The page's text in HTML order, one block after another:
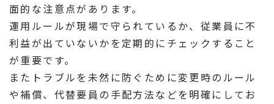
面的な注意点があります。
運用ルールが現場で守られているか、従業員に不
利益が出ていないかを定期的にチェックすること
が重要です。
またトラブルを未然に防ぐために変更時のルール
や補償、代替要員の手配方法などを明確にしてお